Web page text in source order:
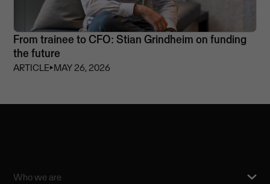
From trainee to CFO: Stian Grindheim on funding
the future
ARTICLE⏵MAY 26, 2026
Who we are